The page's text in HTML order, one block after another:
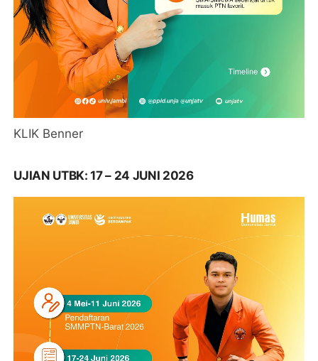
KLIK Benner
UJIAN UTBK: 17 – 24 JUNI 2026